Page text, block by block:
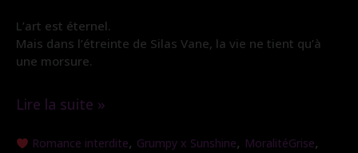
L’art est éternel.
Mais dans l’étreinte de Silas Vane, la vie ne tient qu’à
une morsure.
Lire la suite »
Romance interdite, Grumpy x Sunshine, MoralitéGrise,